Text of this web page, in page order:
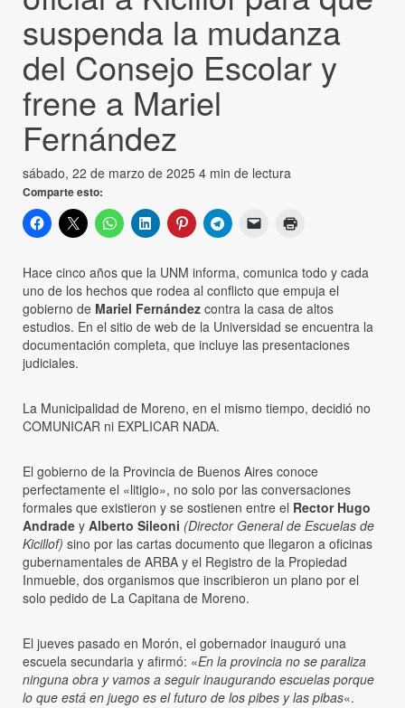
suspenda la mudanza
del Consejo Escolar y
frene a Mariel
Fernández
sábado, 22 de marzo de 2025 4 min de lectura
Comparte esto:
Hace cinco años que la UNM informa, comunica todo y cada
uno de los hechos que rodea al conflicto que empuja el
gobierno de Mariel Fernández contra la casa de altos
estudios. En el sitio de web de la Universidad se encuentra la
documentación completa, que incluye las presentaciones
judiciales.
La Municipalidad de Moreno, en el mismo tiempo, decidió no
COMUNICAR ni EXPLICAR NADA.
El gobierno de la Provincia de Buenos Aires conoce
perfectamente el «litigio», no solo por las conversaciones
formales que existieron y se sostienen entre el Rector Hugo
Andrade y Alberto Sileoni (Director General de Escuelas de
Kicillof) sino por las cartas documento que llegaron a oficinas
gubernamentales de ARBA y el Registro de la Propiedad
Inmueble, dos organismos que inscribieron un plano por el
solo pedido de La Capitana de Moreno.
El jueves pasado en Morón, el gobernador inauguró una
escuela secundaria y afirmó: «En la provincia no se paraliza
ninguna obra y vamos a seguir inaugurando escuelas porque
lo que está en juego es el futuro de los pibes y las pibas«.